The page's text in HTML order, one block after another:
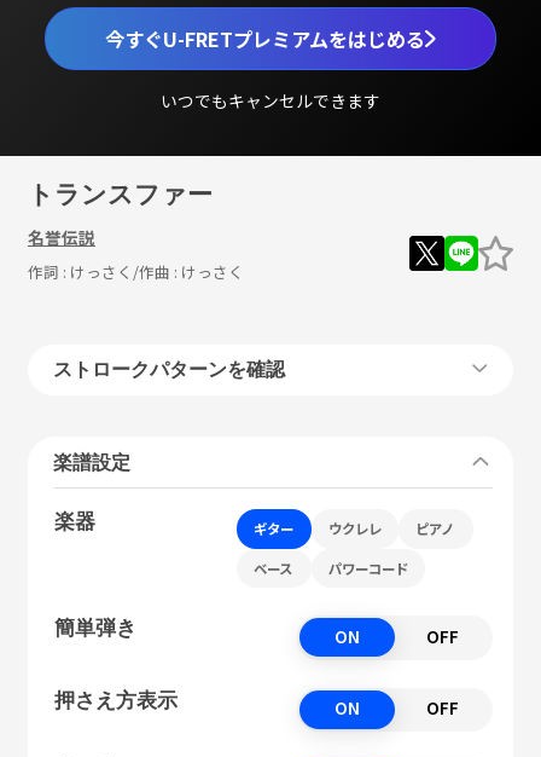
今すぐU-FRETプレミアムをはじめる
いつでもキャンセルできます
トランスファー
名誉伝説
作詞 : けっさく /作曲 : けっさく
ストロークパターンを確認
楽譜設定
楽器 ギター ウクレレ ピアノ
ベース パワーコード
簡単弾き ON OFF
押さえ方表示 ON OFF